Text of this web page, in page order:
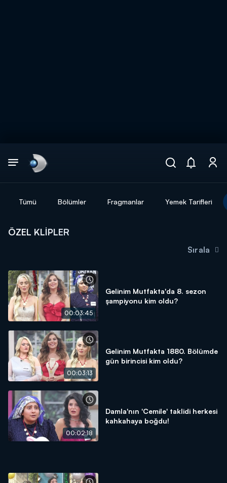
DİĞER SONUÇLAR
Tümü Bölümler Fragmanlar Yemek Tarifleri
ÖZEL KLIPLER
Sırala
00:03:45
Gelinim Mutfakta'da 8. sezon
şampiyonu kim oldu?
00:03:13
Gelinim Mutfakta 1880. Bölümde
gün birincisi kim oldu?
00:02:18
Damla'nın 'Cemile' taklidi herkesi
kahkahaya boğdu!